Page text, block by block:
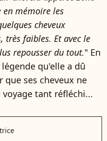
en mémoire les
cheveux
très faibles. Et avec le
repousser du tout." En
qu'elle a dû
que ses cheveux ne
tant réfléchi...